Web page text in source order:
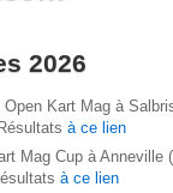
2026
Open Kart Mag à
à ce lien
Mag Cup à Anneville
à ce lien